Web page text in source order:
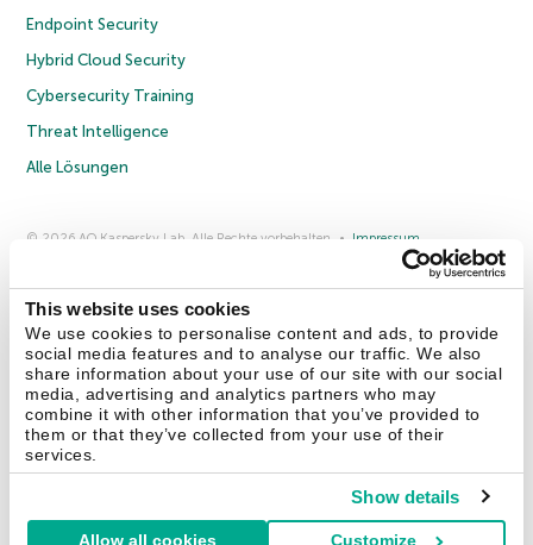
This website uses cookies
We use cookies to personalise content and ads, to provide
social media features and to analyse our traffic. We also
share information about your use of our site with our social
media, advertising and analytics partners who may
combine it with other information that you’ve provided to
them or that they’ve collected from your use of their
services.
Show details
Allow all cookies Customize
Endpoint Security
Hybrid Cloud Security
Cybersecurity Training
Threat Intelligence
Alle Lösungen
© 2026 AO Kaspersky Lab. Alle Rechte vorbehalten.
Impressum
Lizenzvereinbarung B2B
Kontakt Über uns Partner Blog
Weitere Informationen
Pressemitteilungen
Securelist Eugene Personal Blog Enzyklopädie